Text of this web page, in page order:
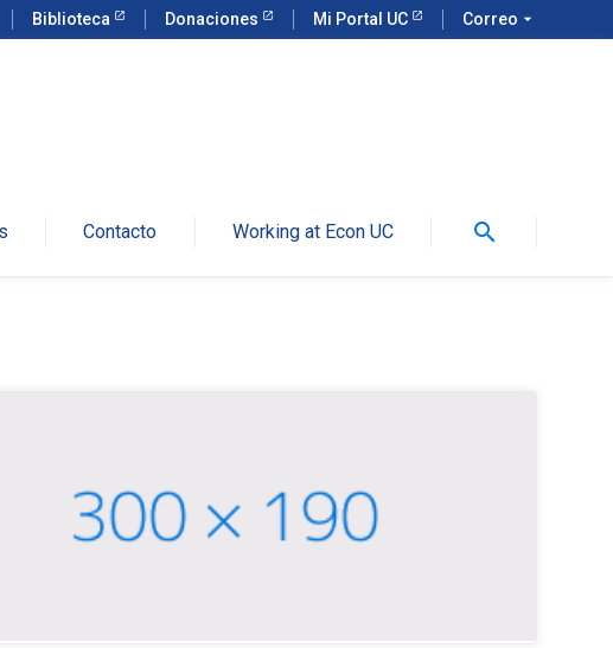
Biblioteca Donaciones Mi Portal UC Correo arrow_drop_down
Contacto Working at Econ UC search